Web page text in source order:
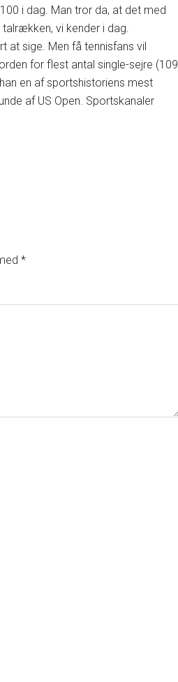
i dag. Man tror da, at det med
vi kender i dag.
at sige. Men få tennisfans vil
for flest antal single-sejre (109
en af sportshistoriens mest
af US Open. Sportskanaler
*